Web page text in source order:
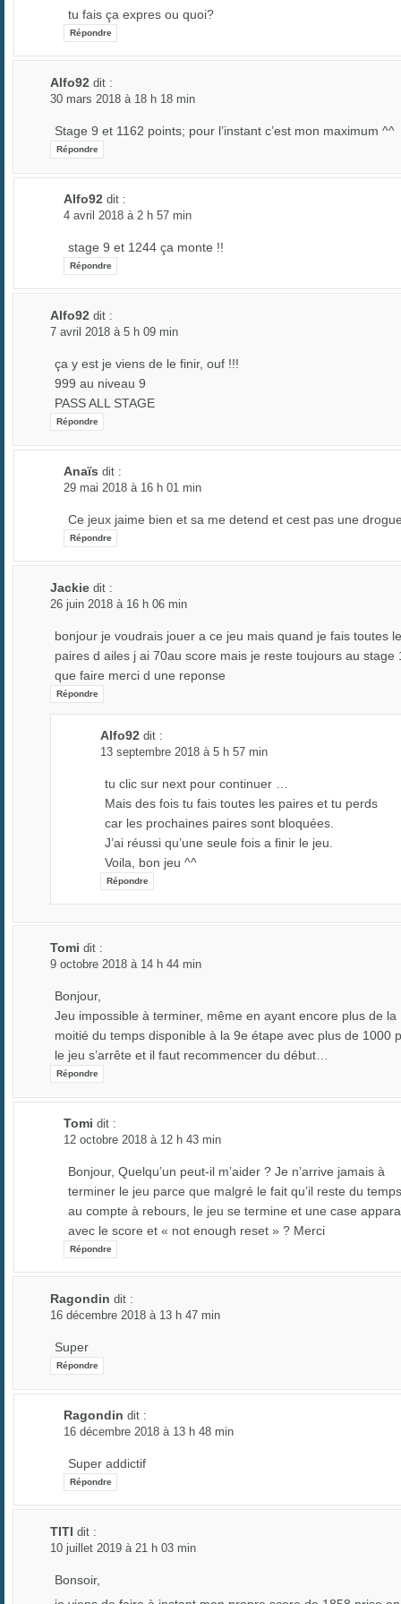
tu fais ça expres ou quoi?
Répondre
Alfo92 dit :
30 mars 2018 à 18 h 18 min
Stage 9 et 1162 points; pour l’instant c’est mon maximum ^^
Répondre
Alfo92 dit :
4 avril 2018 à 2 h 57 min
stage 9 et 1244 ça monte !!
Répondre
Alfo92 dit :
7 avril 2018 à 5 h 09 min
ça y est je viens de le finir, ouf !!!
999 au niveau 9
PASS ALL STAGE
Répondre
Anaïs dit :
29 mai 2018 à 16 h 01 min
Ce jeux jaime bien et sa me detend et cest pas une
Répondre
Jackie dit :
26 juin 2018 à 16 h 06 min
bonjour je voudrais jouer a ce jeu mais quand je fais toutes
paires d ailes j ai 70au score mais je reste toujours au stage
que faire merci d une reponse
Répondre
Alfo92 dit :
13 septembre 2018 à 5 h 57 min
tu clic sur next pour continuer …
Mais des fois tu fais toutes les paires et tu perds
car les prochaines paires sont bloquées.
J’ai réussi qu’une seule fois a finir le jeu.
Voila, bon jeu ^^
Répondre
Tomi dit :
9 octobre 2018 à 14 h 44 min
Bonjour,
Jeu impossible à terminer, même en ayant encore plus de la
moitié du temps disponible à la 9e étape avec plus de 1000
le jeu s’arrête et il faut recommencer du début…
Répondre
Tomi dit :
12 octobre 2018 à 12 h 43 min
Bonjour, Quelqu’un peut-il m’aider ? Je n’arrive jamais à
terminer le jeu parce que malgré le fait qu’il reste du temps
au compte à rebours, le jeu se termine et une case
avec le score et « not enough reset » ? Merci
Répondre
Ragondin dit :
16 décembre 2018 à 13 h 47 min
Super
Répondre
Ragondin dit :
16 décembre 2018 à 13 h 48 min
Super addictif
Répondre
TITI dit :
10 juillet 2019 à 21 h 03 min
Bonsoir,